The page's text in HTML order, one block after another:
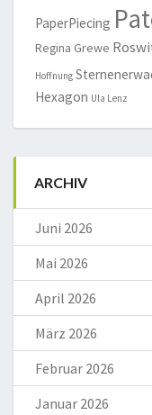
PaperPiecing
Regina Grewe
Hoffnung
Hexagon Ula Lenz
ARCHIV
Juni 2026
Mai 2026
April 2026
März 2026
Februar 2026
Januar 2026